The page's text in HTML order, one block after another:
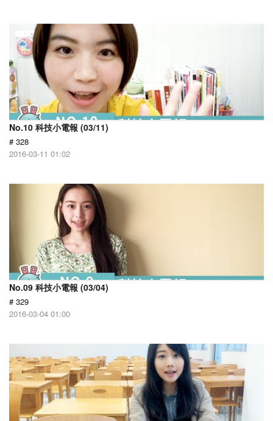
No.10 科技小電報 (03/11)
# 328
2016-03-11 01:02
No.09 科技小電報 (03/04)
# 329
2016-03-04 01:00